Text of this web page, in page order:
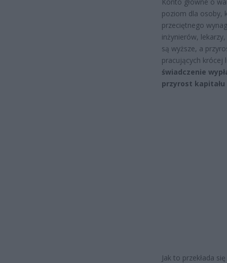
poziom dla osoby,
przeciętnego
inżynierów,
są wyższe, a
pracujących krócej
świadczenie
przyrost
Jak to przekłada